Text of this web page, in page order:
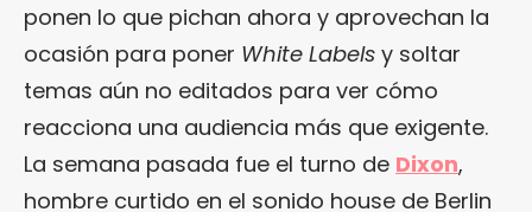
ponen lo que pichan ahora y aprovechan la
ocasión para poner White Labels y soltar
temas aún no editados para ver cómo
reacciona una audiencia más que exigente.
La semana pasada fue el turno de Dixon,
hombre curtido en el sonido house de Berlin